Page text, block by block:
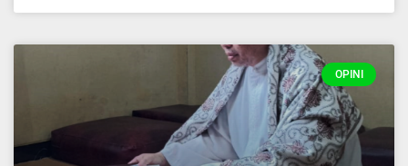
OPINI